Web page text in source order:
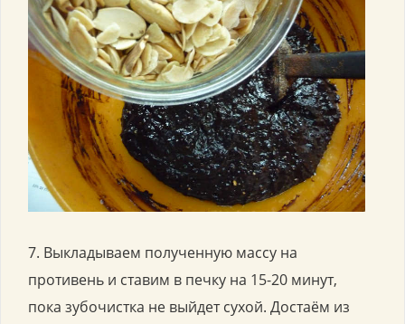
7. Выкладываем полученную массу на
противень и ставим в печку на 15-20 минут,
пока зубочистка не выйдет сухой. Достаём из